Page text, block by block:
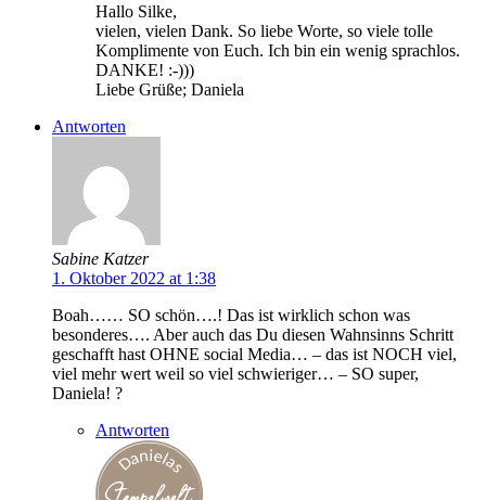
Hallo Silke,
vielen, vielen Dank. So liebe Worte, so viele tolle
Komplimente von Euch. Ich bin ein wenig sprachlos.
DANKE! :-)))
Liebe Grüße; Daniela
Antworten
Sabine Katzer
1. Oktober 2022 at 1:38
Boah…… SO schön….! Das ist wirklich schon was
besonderes…. Aber auch das Du diesen Wahnsinns Schritt
geschafft hast OHNE social Media… – das ist NOCH viel,
viel mehr wert weil so viel schwieriger… – SO super,
Daniela! ?
Antworten